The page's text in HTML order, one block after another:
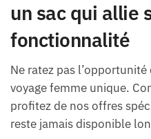
un sac qui allie
fonctionnalité
Ne ratez pas
voyage femme unique.
profitez de nos offres
reste jamais disponible